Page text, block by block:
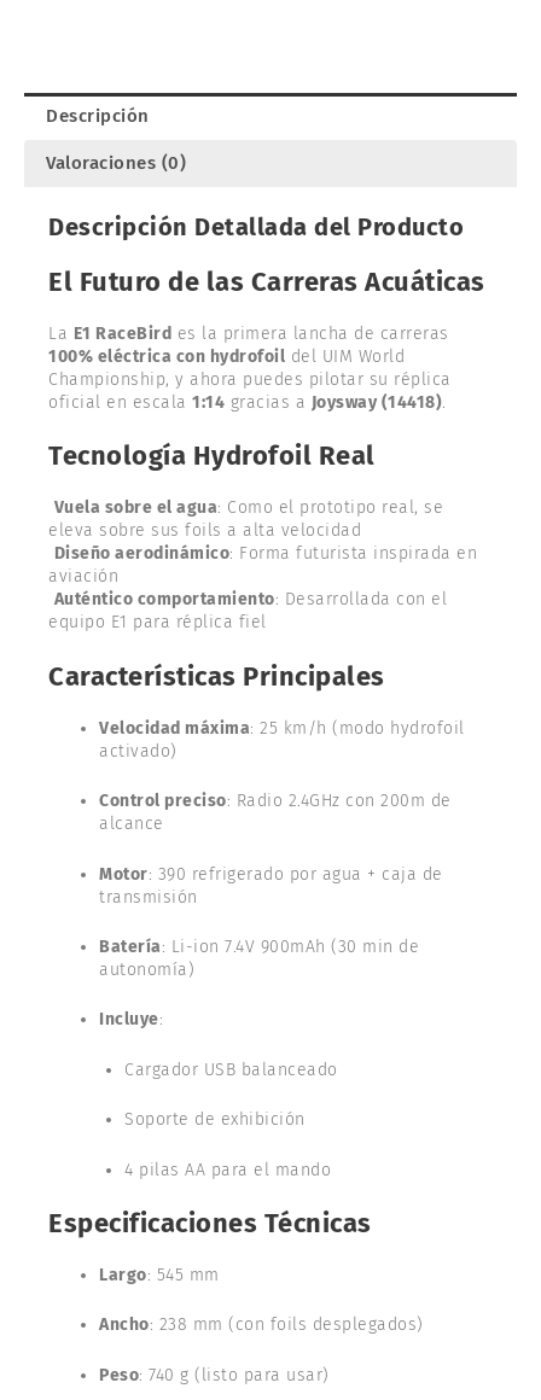
14418
Descripción
Valoraciones (0)
Descripción Detallada del Producto
El Futuro de las Carreras Acuáticas
La E1 RaceBird es la primera lancha de carreras
100% eléctrica con hydrofoil del UIM World
Championship, y ahora puedes pilotar su réplica
oficial en escala 1:14 gracias a Joysway (14418).
Tecnología Hydrofoil Real
Vuela sobre el agua: Como el prototipo real, se
eleva sobre sus foils a alta velocidad
Diseño aerodinámico: Forma futurista inspirada en
aviación
Auténtico comportamiento: Desarrollada con el
equipo E1 para réplica fiel
Características Principales
Velocidad máxima: 25 km/h (modo hydrofoil
activado)
Control preciso: Radio 2.4GHz con 200m de
alcance
Motor: 390 refrigerado por agua + caja de
transmisión
Batería: Li-ion 7.4V 900mAh (30 min de
autonomía)
Incluye:
Cargador USB balanceado
Soporte de exhibición
4 pilas AA para el mando
Especificaciones Técnicas
Largo: 545 mm
Ancho: 238 mm (con foils desplegados)
Peso: 740 g (listo para usar)